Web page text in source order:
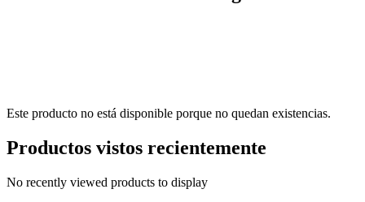
Este producto no está disponible porque no quedan existencias.
Productos vistos recientemente
No recently viewed products to display